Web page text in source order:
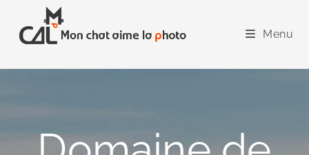
content
Menu